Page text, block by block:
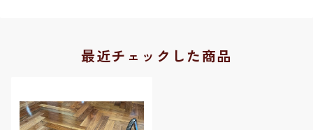
最近チェックした商品